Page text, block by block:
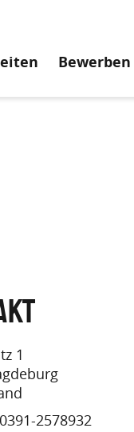
Bewerben
1
0391-2578932